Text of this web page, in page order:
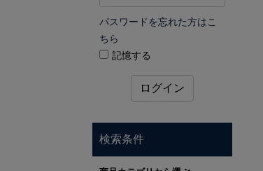
パスワードを忘れた方はこ
ちら
記憶する
ログイン
検索条件